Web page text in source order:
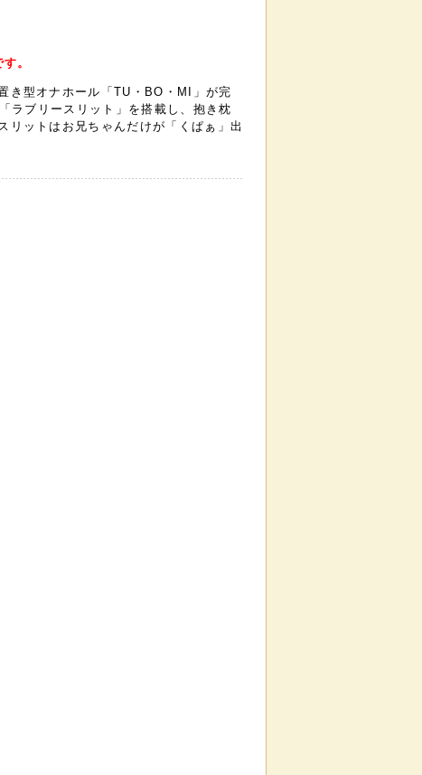
。
き型オナホール「TU・BO・MI」が完
ラブリースリット」を搭載し、抱き枕
リットはお兄ちゃんだけが「くぱぁ」出